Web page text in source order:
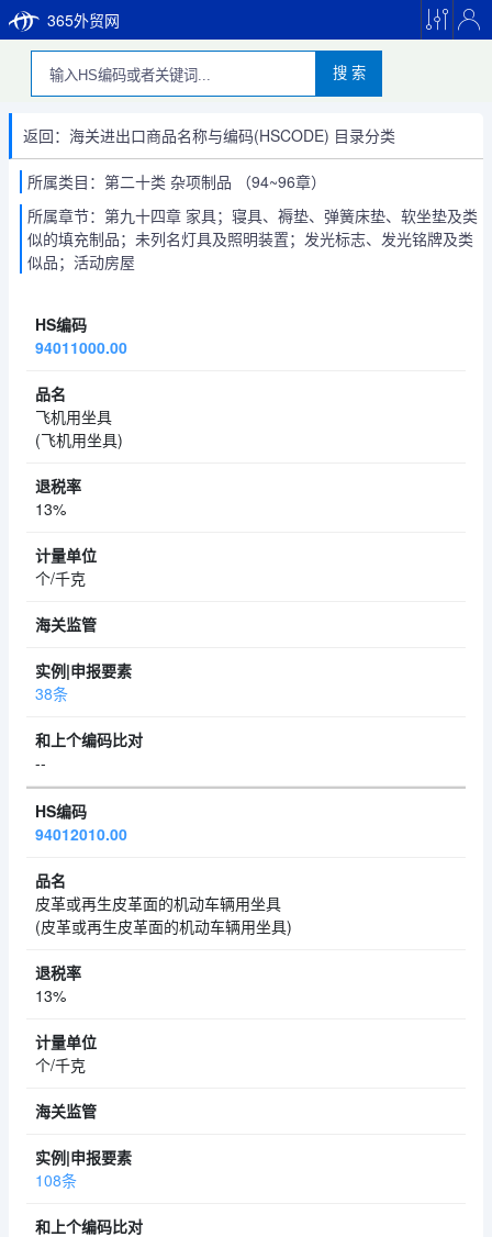
365外贸网
搜 索
返回：海关进出口商品名称与编码(HSCODE) 目录分类
所属类目：第二十类 杂项制品 （94~96章）
所属章节：第九十四章 家具；寝具、褥垫、弹簧床垫、软坐垫及类
似的填充制品；未列名灯具及照明装置；发光标志、发光铭牌及类
似品；活动房屋
94011000.00
飞机用坐具
(飞机用坐具)
13%
个/千克
38条
--
94012010.00
皮革或再生皮革面的机动车辆用坐具
(皮革或再生皮革面的机动车辆用坐具)
13%
个/千克
108条